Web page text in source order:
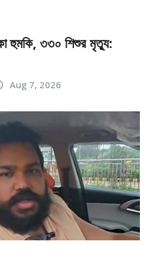
হুমকি, ৩৩০ শিশুর মৃত্যু:
Aug 7, 2026